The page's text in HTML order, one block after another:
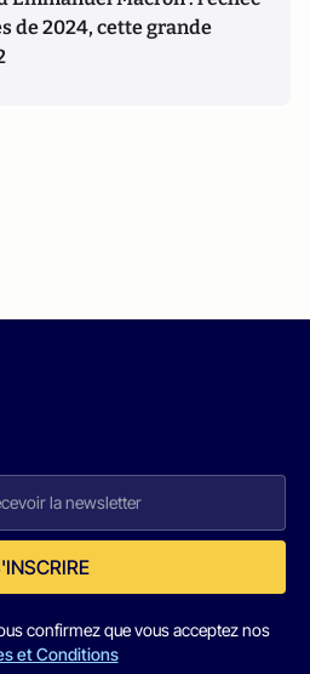
de 2024, cette grande
confirmez que vous acceptez nos
et Conditions